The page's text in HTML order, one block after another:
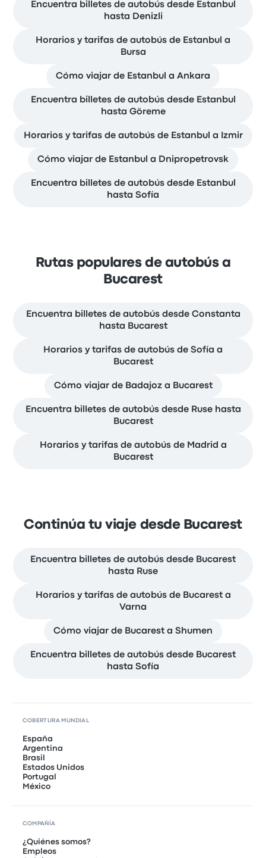
Encuentra billetes de autobús desde Estanbul
hasta Denizli
Horarios y tarifas de autobús de Estanbul a
Bursa
Cómo viajar de Estanbul a Ankara
Encuentra billetes de autobús desde Estanbul
hasta Göreme
Horarios y tarifas de autobús de Estanbul a Izmir
Cómo viajar de Estanbul a Dnipropetrovsk
Encuentra billetes de autobús desde Estanbul
hasta Sofía
Rutas populares de autobús a
Bucarest
Encuentra billetes de autobús desde Constanta
hasta Bucarest
Horarios y tarifas de autobús de Sofía a
Bucarest
Cómo viajar de Badajoz a Bucarest
Encuentra billetes de autobús desde Ruse hasta
Bucarest
Horarios y tarifas de autobús de Madrid a
Bucarest
Continúa tu viaje desde Bucarest
Encuentra billetes de autobús desde Bucarest
hasta Ruse
Horarios y tarifas de autobús de Bucarest a
Varna
Cómo viajar de Bucarest a Shumen
Encuentra billetes de autobús desde Bucarest
hasta Sofía
COBERTURA MUNDIAL
España
Argentina
Brasil
Estados Unidos
Portugal
México
COMPAÑÍA
¿Quiénes somos?
Empleos